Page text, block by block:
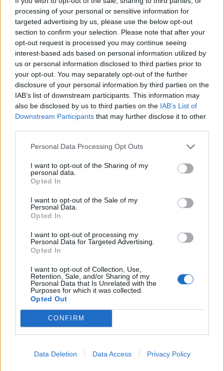
processing of your personal or sensitive information for
targeted advertising by us, please use the below opt-out
section to confirm your selection. Please note that after your
opt-out request is processed you may continue seeing
interest-based ads based on personal information utilized by
us or personal information disclosed to third parties prior to
your opt-out. You may separately opt-out of the further
disclosure of your personal information by third parties on the
IAB’s list of downstream participants. This information may
also be disclosed by us to third parties on the IAB’s List of
Downstream Participants that may further disclose it to other
Personal Data Processing Opt Outs
I want to opt-out of the Sharing of my
personal data.
Opted In
I want to opt-out of the Sale of my
Personal Data.
Opted In
I want to opt-out of processing my
Personal Data for Targeted Advertising.
Opted In
I want to opt-out of Collection, Use,
Retention, Sale, and/or Sharing of my
Personal Data that Is Unrelated with the
Purposes for which it was collected.
Opted Out
CONFIRM
Data Deletion Data Access Privacy Policy
Komentarai
Rašyti komentarą
Jūsų vardas
Komentaras
reCAPTCHA and the Google
Privacy Policyand
Terms of
Serviceapply.